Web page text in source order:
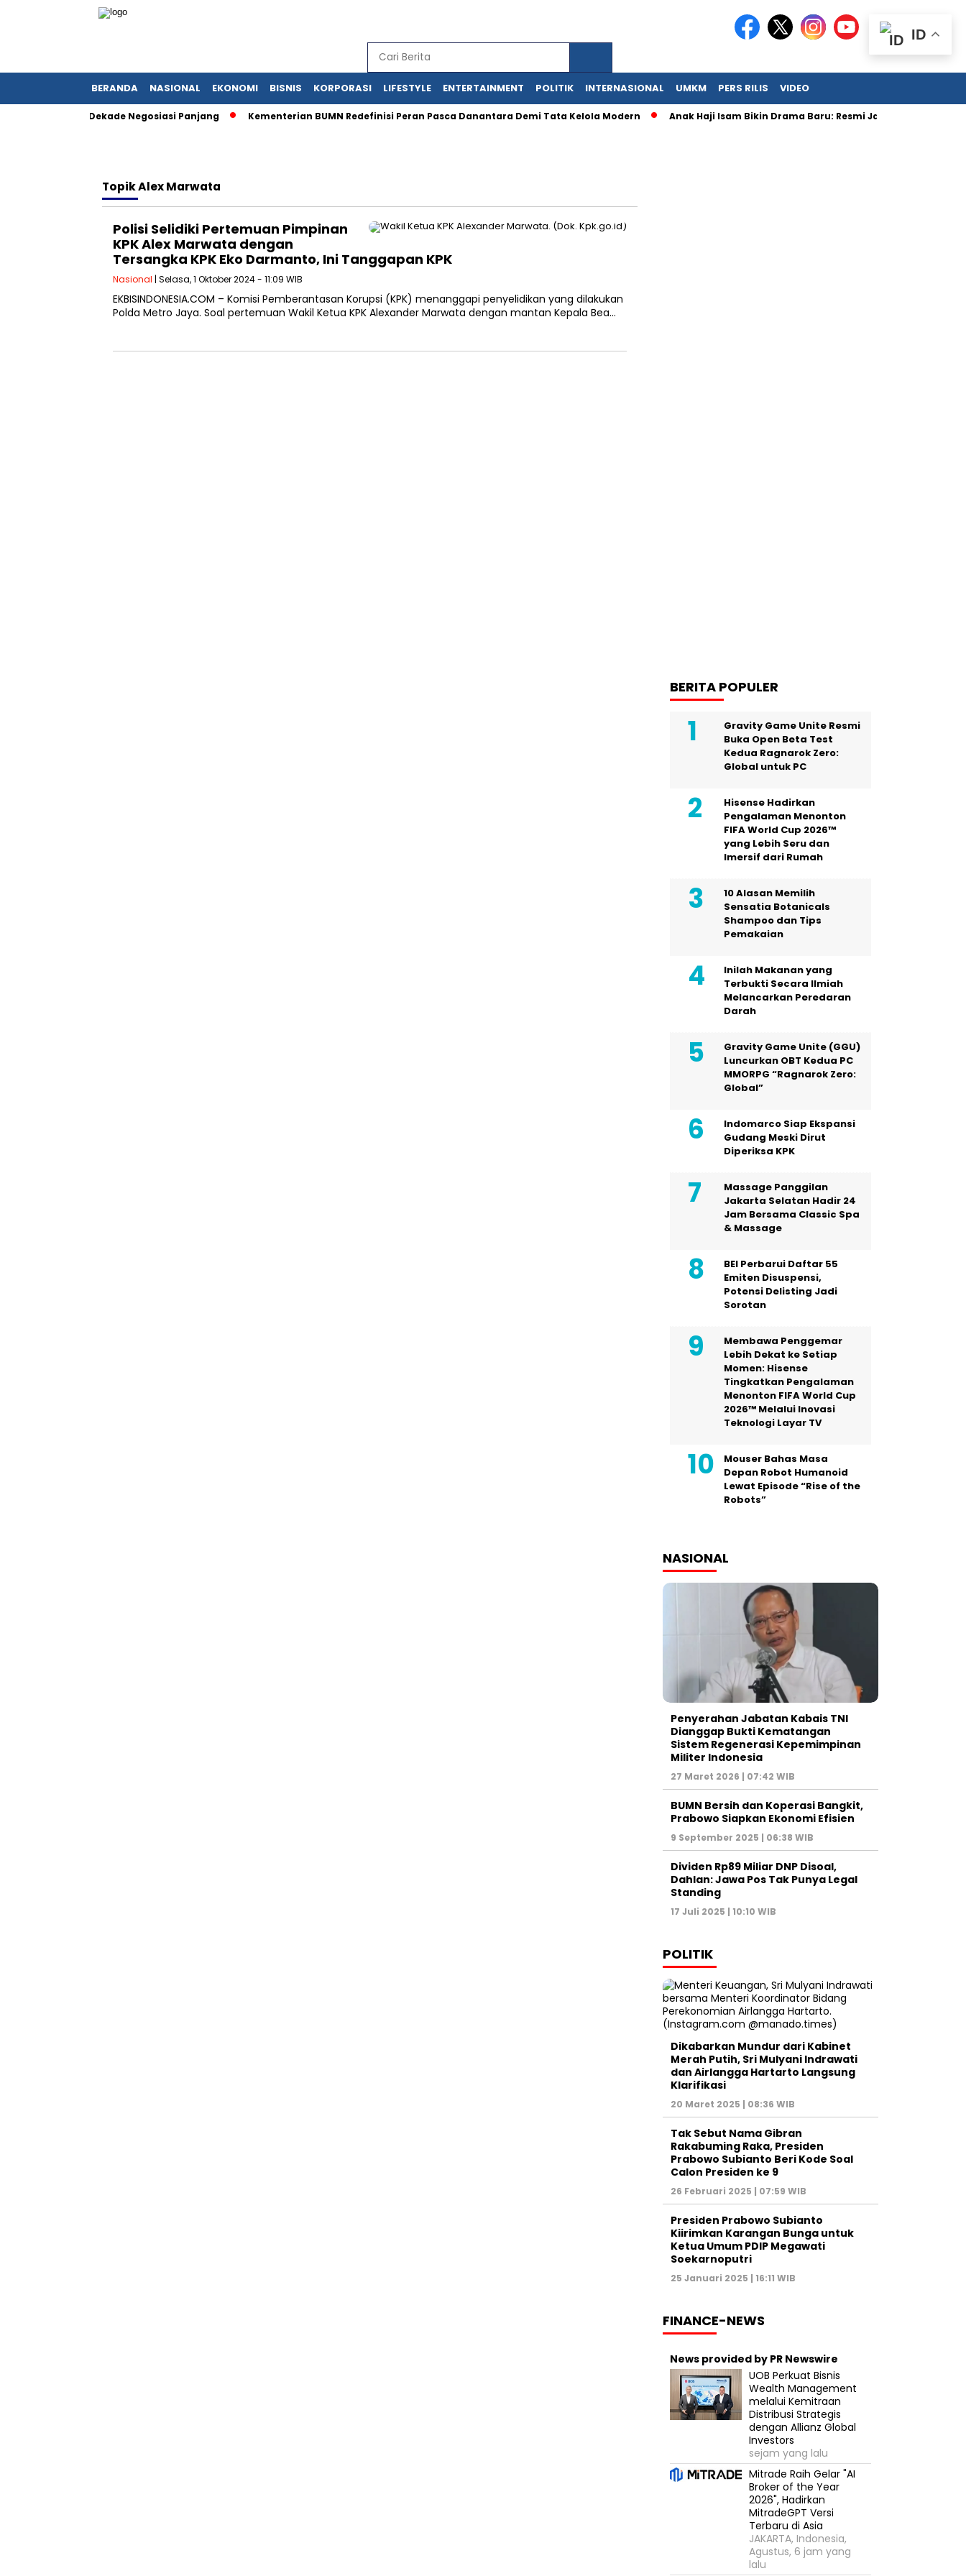
BERANDA NASIONAL EKONOMI BISNIS KORPORASI LIFESTYLE ENTERTAINMENT POLITIK INTERNASIONAL UMKM PERS RILIS VIDEO
Satu Dekade Negosiasi Panjang Kementerian BUMN Redefinisi Peran Pasca Danantara Demi Tata Kelola Modern Anak Haji Isam Bikin Drama Baru: Resmi Jadi Big Boss KFC!
TopikAlex Marwata
Polisi Selidiki Pertemuan Pimpinan
KPK Alex Marwata dengan
Tersangka KPK Eko Darmanto, Ini Tanggapan KPK
Nasional | Selasa, 1 Oktober 2024 - 11:09 WIB
EKBISINDONESIA.COM – Komisi Pemberantasan Korupsi (KPK) menanggapi penyelidikan yang dilakukan
Polda Metro Jaya. Soal pertemuan Wakil Ketua KPK Alexander Marwata dengan mantan Kepala Bea…
BERITA POPULER
Gravity Game Unite Resmi
Buka Open Beta Test
Kedua Ragnarok Zero:
Global untuk PC
Hisense Hadirkan
Pengalaman Menonton
FIFA World Cup 2026™
yang Lebih Seru dan
Imersif dari Rumah
10 Alasan Memilih
Sensatia Botanicals
Shampoo dan Tips
Pemakaian
Inilah Makanan yang
Terbukti Secara Ilmiah
Melancarkan Peredaran
Darah
Gravity Game Unite (GGU)
Luncurkan OBT Kedua PC
MMORPG “Ragnarok Zero:
Global”
Indomarco Siap Ekspansi
Gudang Meski Dirut
Diperiksa KPK
Massage Panggilan
Jakarta Selatan Hadir 24
Jam Bersama Classic Spa
& Massage
BEI Perbarui Daftar 55
Emiten Disuspensi,
Potensi Delisting Jadi
Sorotan
Membawa Penggemar
Lebih Dekat ke Setiap
Momen: Hisense
Tingkatkan Pengalaman
Menonton FIFA World Cup
2026™ Melalui Inovasi
Teknologi Layar TV
Mouser Bahas Masa
Depan Robot Humanoid
Lewat Episode “Rise of the
Robots”
NASIONAL
Penyerahan Jabatan Kabais TNI
Dianggap Bukti Kematangan
Sistem Regenerasi Kepemimpinan
Militer Indonesia
27 Maret 2026 | 07:42 WIB
BUMN Bersih dan Koperasi Bangkit,
Prabowo Siapkan Ekonomi Efisien
9 September 2025 | 06:38 WIB
Dividen Rp89 Miliar DNP Disoal,
Dahlan: Jawa Pos Tak Punya Legal
Standing
17 Juli 2025 | 10:10 WIB
POLITIK
Dikabarkan Mundur dari Kabinet
Merah Putih, Sri Mulyani Indrawati
dan Airlangga Hartarto Langsung
Klarifikasi
20 Maret 2025 | 08:36 WIB
Tak Sebut Nama Gibran
Rakabuming Raka, Presiden
Prabowo Subianto Beri Kode Soal
Calon Presiden ke 9
26 Februari 2025 | 07:59 WIB
Presiden Prabowo Subianto
Kiirimkan Karangan Bunga untuk
Ketua Umum PDIP Megawati
Soekarnoputri
25 Januari 2025 | 16:11 WIB
FINANCE-NEWS
News provided by PR Newswire
UOB Perkuat Bisnis
Wealth Management
melalui Kemitraan
Distribusi Strategis
dengan Allianz Global
Investors
sejam yang lalu
Mitrade Raih Gelar "AI
Broker of the Year
2026", Hadirkan
MitradeGPT Versi
Terbaru di Asia
JAKARTA, Indonesia,
Agustus, 6 jam yang
lalu
ID